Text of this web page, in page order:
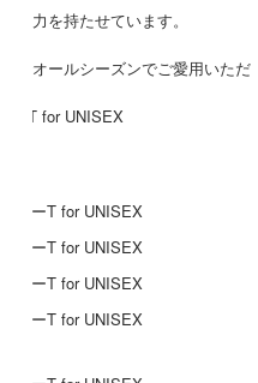
納力を持たせています。
でオールシーズンでご愛用いただ
ーT for UNISEX